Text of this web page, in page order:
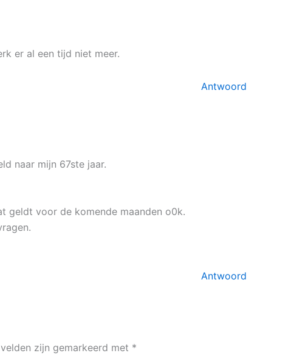
er al een tijd niet meer.
Antwoord
naar mijn 67ste jaar.
geldt voor de komende maanden o0k.
Antwoord
zijn gemarkeerd met *